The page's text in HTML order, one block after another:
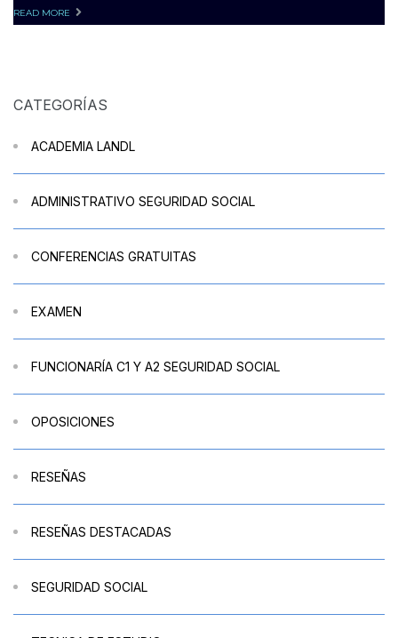
READ MORE
CATEGORÍAS
ACADEMIA LANDL
ADMINISTRATIVO SEGURIDAD SOCIAL
CONFERENCIAS GRATUITAS
EXAMEN
FUNCIONARÍA C1 Y A2 SEGURIDAD SOCIAL
OPOSICIONES
RESEÑAS
RESEÑAS DESTACADAS
SEGURIDAD SOCIAL